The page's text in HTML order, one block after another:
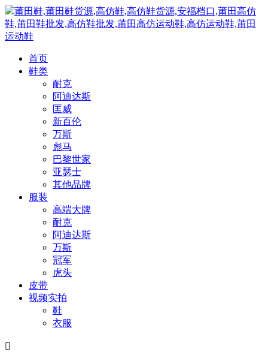
莆田鞋,莆田鞋货源,高仿鞋,高仿鞋货源,安福档口,莆田高仿
鞋,莆田鞋批发,高仿鞋批发,莆田高仿运动鞋,高仿运动鞋,莆田
运动鞋
首页
鞋类
耐克
阿迪达斯
匡威
新百伦
万斯
彪马
巴黎世家
亚瑟士
其他品牌
服装
高端大牌
耐克
阿迪达斯
万斯
冠军
虎头
皮带
视频实拍
鞋
衣服
